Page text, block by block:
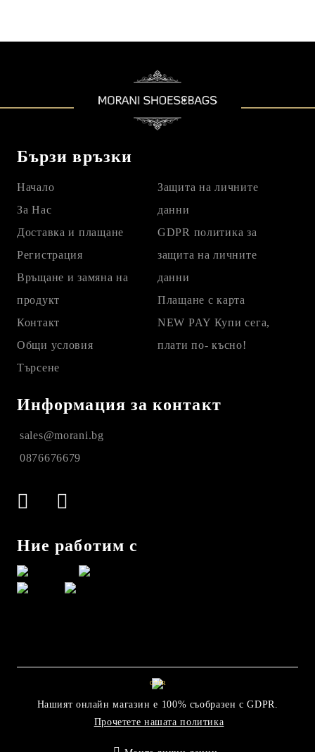
Бързи връзки
Начало
За Нас
Доставка и плащане
Регистрация
Връщане и замяна на
продукт
Контакт
Общи условия
Търсене
Защита на личните
данни
GDPR политика за
защита на личните
данни
Плащане с карта
NEW PAY Купи сега,
плати по- късно!
Информация за контакт
sales@morani.bg
0876676679
Ние работим с
GDPR
Нашият онлайн магазин е 100% съобразен с GDPR.
Прочетете нашата политика